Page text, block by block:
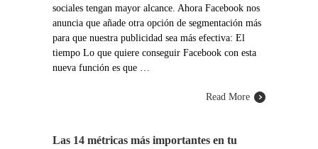
sociales tengan mayor alcance. Ahora Facebook nos
anuncia que añade otra opción de segmentación más
para que nuestra publicidad sea más efectiva: El
tiempo Lo que quiere conseguir Facebook con esta
nueva función es que …
Read More
Las 14 métricas más importantes en tu